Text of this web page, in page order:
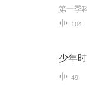
104
少年时
49